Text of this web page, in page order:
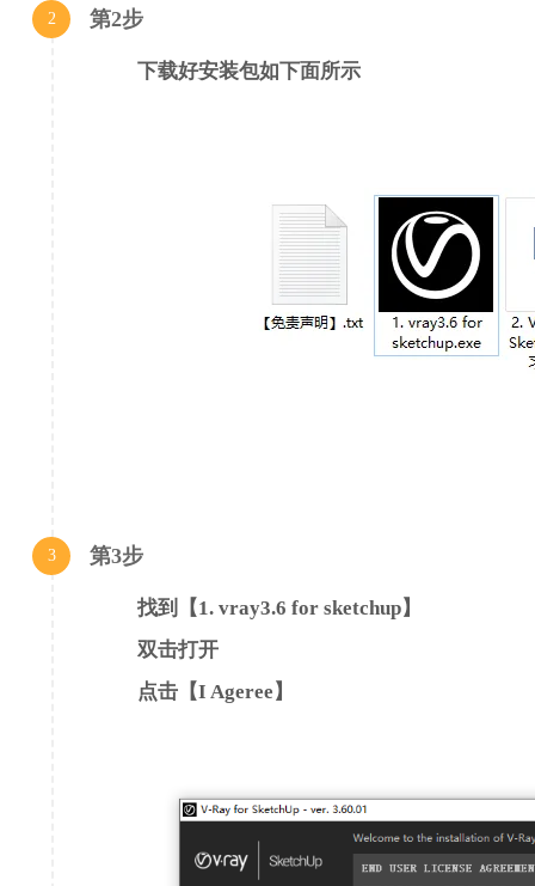
现在，您可以轻松地实时预览SketchUp设计。使用V-Ray Vision*
和相机-所有现场镜头。
V-Ray附带了数百种可以在各种场景中使用的预设材料，以及广泛
之一，拥有丰富的相关材料和教程。
V-Ray是SketchUp的超级助手。
处理器：英特尔系列多核及以上，相当于至强或AMD
内存：4GB（建议8GB以上）
可用硬盘容量：推荐4GB及以上
其他改进和错误修复：
Irradiance Map GI 引擎已被标记为弃用
允许交互式 LC 选项在 UI 中不再可见，并且始终处于启用状态
蓝色噪声采样选项在 UI 中不再可见，并且始终处于启用状态
2 第2步
下载好安装包如下面所示
3 第3步
找到【1. vray3.6 for sketchup】
双击打开
点击【I Ageree】